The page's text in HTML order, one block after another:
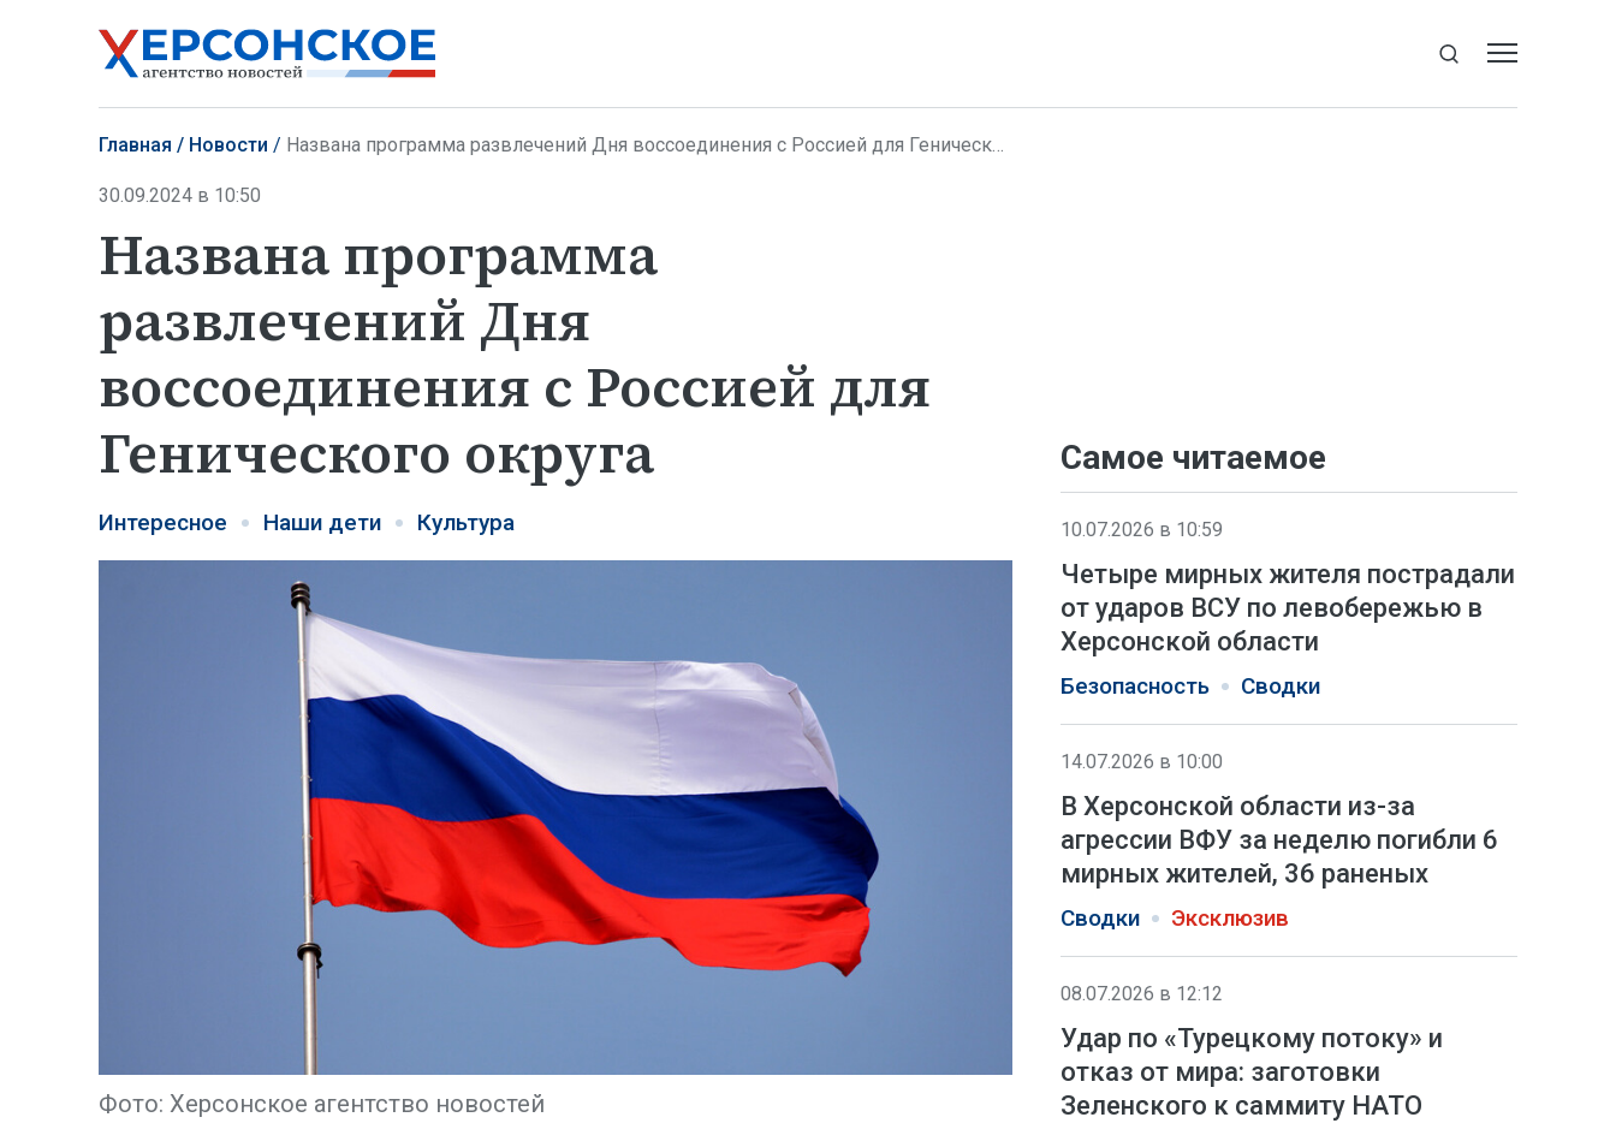
Главная Новости Названа программа развлечений Дня воссоединения с Россией для Генического округа
30.09.2024 в 10:50
Названа программа
развлечений Дня
воссоединения с Россией для
Генического округа
Интересное Наши дети Культура
Фото: Херсонское агентство новостей
Самое читаемое
10.07.2026 в 10:59
Четыре мирных жителя пострадали
от ударов ВСУ по левобережью в
Херсонской области
Безопасность Сводки
14.07.2026 в 10:00
В Херсонской области из-за
агрессии ВФУ за неделю погибли 6
мирных жителей, 36 раненых
Сводки Эксклюзив
08.07.2026 в 12:12
Удар по «Турецкому потоку» и
отказ от мира: заготовки
Зеленского к саммиту НАТО